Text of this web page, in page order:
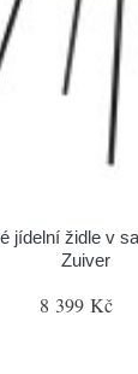
jídelní židle v
Zuiver
8 399 Kč